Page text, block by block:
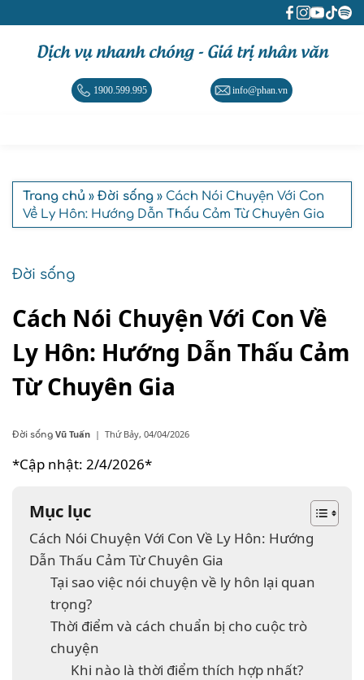
Dịch vụ nhanh chóng - Giá trị nhân văn
1900.599.995 info@phan.vn
Trang chủ » Đời sống » Cách Nói Chuyện Với Con
Về Ly Hôn: Hướng Dẫn Thấu Cảm Từ Chuyên Gia
Đời sống
Cách Nói Chuyện Với Con Về
Ly Hôn: Hướng Dẫn Thấu Cảm
Từ Chuyên Gia
Đời sống Vũ Tuấn | Thứ Bảy, 04/04/2026
*Cập nhật: 2/4/2026*
Mục lục
Cách Nói Chuyện Với Con Về Ly Hôn: Hướng
Dẫn Thấu Cảm Từ Chuyên Gia
Tại sao việc nói chuyện về ly hôn lại quan
trọng?
Thời điểm và cách chuẩn bị cho cuộc trò
chuyện
Khi nào là thời điểm thích hợp nhất?